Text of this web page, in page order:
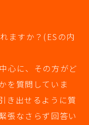
ますか？(ESの内
心に、その方がど
を質問していま
き出せるように質
張なさらず回答い